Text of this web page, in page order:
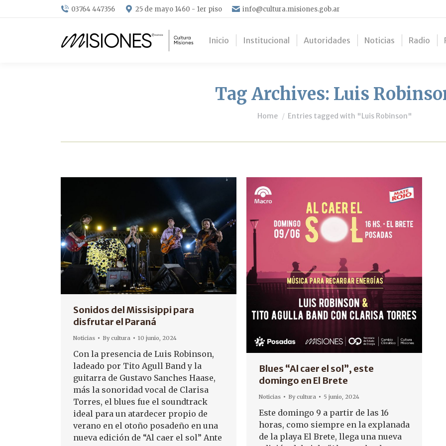
03764 447356 25 de mayo 1460 - 1er piso info@cultura.misiones.gob.ar
Inicio Institucional Autoridades Noticias Radio
Tag Archives: Luis
You are here:
Home Entries tagged with "Luis Robinson"
Sonidos del Missisippi para
disfrutar el Paraná
Noticias Bycultura 10 junio, 2024
Con la presencia de Luis Robinson,
ladeado por Tito Agull Band y la
guitarra de Gustavo Sanches Haase,
más la sonoridad vocal de Clarisa
Torres, el blues fue el soundtrack
ideal para un atardecer propio de
verano en el otoño posadeño en una
nueva edición de “Al caer el sol” Ante
Blues “Al caer el sol”, este
domingo en El Brete
Noticias Bycultura 5 junio, 2024
Este domingo 9 a partir de las 16
horas, como siempre en la explanada
de la playa El Brete, llega una nueva